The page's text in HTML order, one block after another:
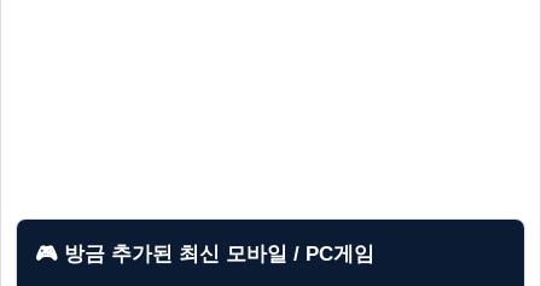
🎮 방금 추가된 최신 모바일 / PC게임